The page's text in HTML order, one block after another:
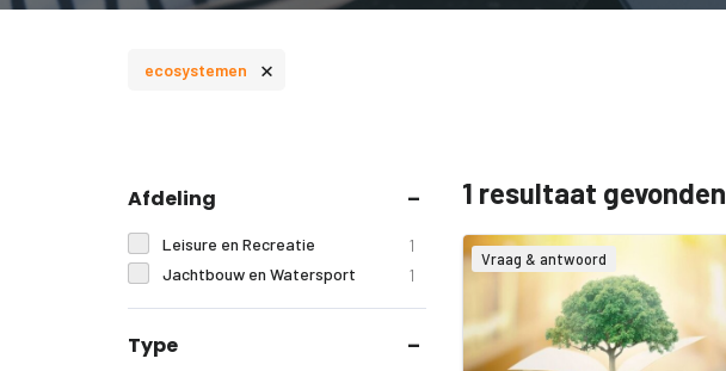
ecosystemen ×
Afdeling
Leisure en Recreatie 1
Jachtbouw en Watersport 1
Type
1 resultaat gevonden
Vraag & antwoord